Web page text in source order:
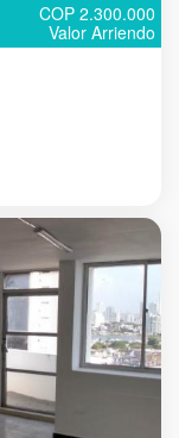
COP 2.300.000
Valor Arriendo